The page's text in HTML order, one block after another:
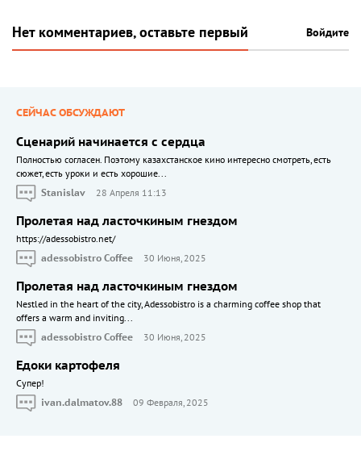
Нет комментариев, оставьте первый Войдите
СЕЙЧАС ОБСУЖДАЮТ
Сценарий начинается с сердца
Полностью согласен. Поэтому казахстанское кино интересно смотреть, есть
сюжет, есть уроки и есть хорошие...
Stanislav
28 Апреля 11:13
Пролетая над ласточкиным гнездом
https://adessobistro.net/
adessobistro Coffee
30 Июня, 2025
Пролетая над ласточкиным гнездом
Nestled in the heart of the city, Adessobistro is a charming coffee shop that
offers a warm and inviting...
adessobistro Coffee
30 Июня, 2025
Едоки картофеля
Cупер!
ivan.dalmatov.88
09 Февраля, 2025